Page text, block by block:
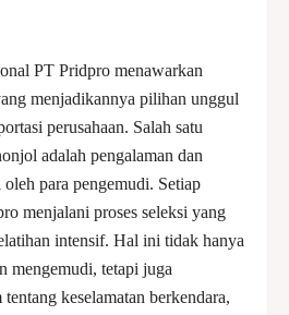
PT Pridpro menawarkan
menjadikannya pilihan unggul
perusahaan. Salah satu
adalah pengalaman dan
para pengemudi. Setiap
menjalani proses seleksi yang
intensif. Hal ini tidak hanya
mengemudi, tetapi juga
keselamatan berkendara,